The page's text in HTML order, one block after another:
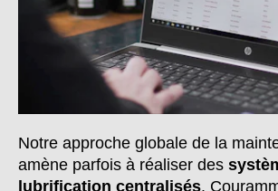
Notre approche globale de la
amène parfois à réaliser des
lubrification centralisés.